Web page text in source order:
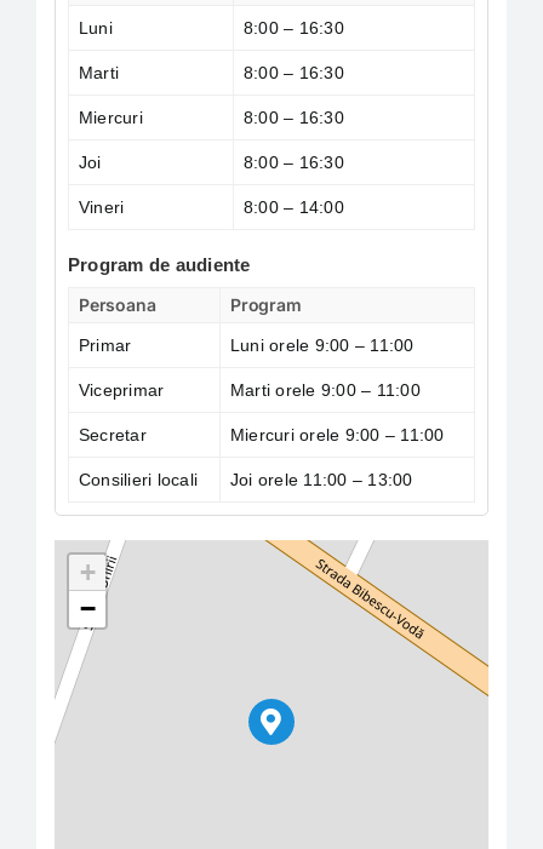
Luni 8:00 – 16:30
Marti 8:00 – 16:30
Miercuri 8:00 – 16:30
Joi 8:00 – 16:30
Vineri 8:00 – 14:00
Program de audiente
Persoana
Program
Primar Luni orele 9:00 – 11:00
Viceprimar Marti orele 9:00 – 11:00
Secretar Miercuri orele 9:00 – 11:00
Consilieri locali Joi orele 11:00 – 13:00
+
−